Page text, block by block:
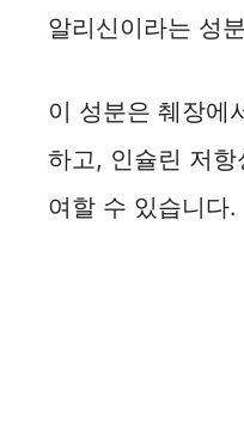
알리신이라는 성
이 성분은 췌장에
하고, 인슐린 저
여할 수 있습니다.